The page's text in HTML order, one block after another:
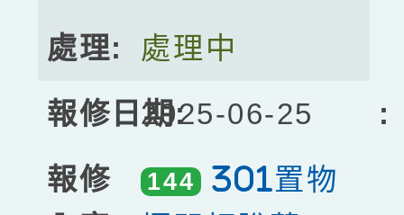
處理中
2025-06-25
144
301置物